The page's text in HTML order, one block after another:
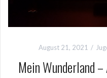
August 21, 2021
Mein Wunderland